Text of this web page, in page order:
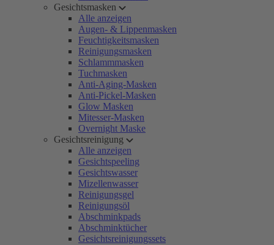
Gesichtsmasken
Alle anzeigen
Augen- & Lippenmasken
Feuchtigkeitsmasken
Reinigungsmasken
Schlammmasken
Tuchmasken
Anti-Aging-Masken
Anti-Pickel-Masken
Glow Masken
Mitesser-Masken
Overnight Maske
Gesichtsreinigung
Alle anzeigen
Gesichtspeeling
Gesichtswasser
Mizellenwasser
Reinigungsgel
Reinigungsöl
Abschminkpads
Abschminktücher
Gesichtsreinigungssets